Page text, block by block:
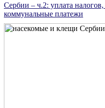
Сербии – ч.2: уплата налогов,
коммунальные платежи